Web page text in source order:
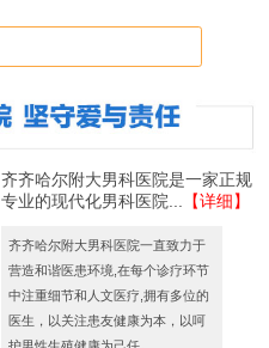
齐齐哈尔附大男科医院是一家正规
专业的现代化男科医院...
【详细】
齐齐哈尔附大男科医院一直致力于
营造和谐医患环境,在每个诊疗环节
中注重细节和人文医疗,拥有多位的
医生，以关注患友健康为本，以呵